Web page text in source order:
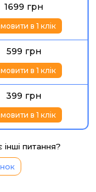
1699 грн
в 1 клік
599 грн
в 1 клік
399 грн
в 1 клік
питання?